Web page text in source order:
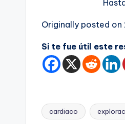
Originally posted on
Si te fue útil este
Etiquetas:
cardiaco